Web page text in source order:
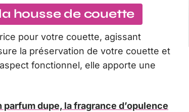
housse de couette
pour votre couette, agissant
la préservation de votre couette et
fonctionnel, elle apporte une
dupe, la fragrance d’opulence